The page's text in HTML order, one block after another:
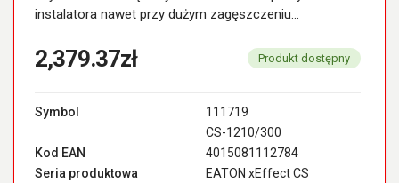
instalatora nawet przy dużym zagęszczeniu...
2,379.37zł Produkt dostępny
Symbol
111719
CS-1210/300
Kod EAN
4015081112784
Seria produktowa
EATON xEffect CS